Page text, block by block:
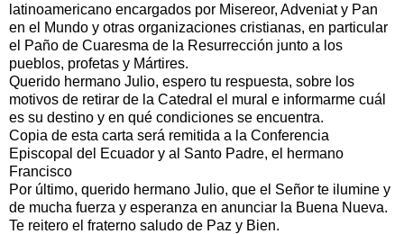
latinoamericano encargados por Misereor, Adveniat y Pan
en el Mundo y otras organizaciones cristianas, en particular
el Paño de Cuaresma de la Resurrección junto a los
pueblos, profetas y Mártires.
Querido hermano Julio, espero tu respuesta, sobre los
motivos de retirar de la Catedral el mural e informarme cuál
es su destino y en qué condiciones se encuentra.
Copia de esta carta será remitida a la Conferencia
Episcopal del Ecuador y al Santo Padre, el hermano
Francisco
Por último, querido hermano Julio, que el Señor te ilumine y
de mucha fuerza y esperanza en anunciar la Buena Nueva.
Te reitero el fraterno saludo de Paz y Bien.